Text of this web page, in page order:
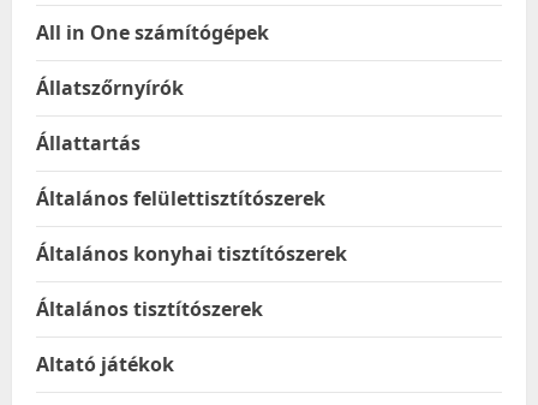
All in One számítógépek
Állatszőrnyírók
Állattartás
Általános felülettisztítószerek
Általános konyhai tisztítószerek
Általános tisztítószerek
Altató játékok